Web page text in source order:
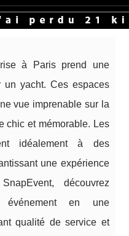
à Paris prend une
un yacht. Ces espaces
vue imprenable sur la
chic et mémorable. Les
idéalement à des
une expérience
découvrez
événement en une
qualité de service et